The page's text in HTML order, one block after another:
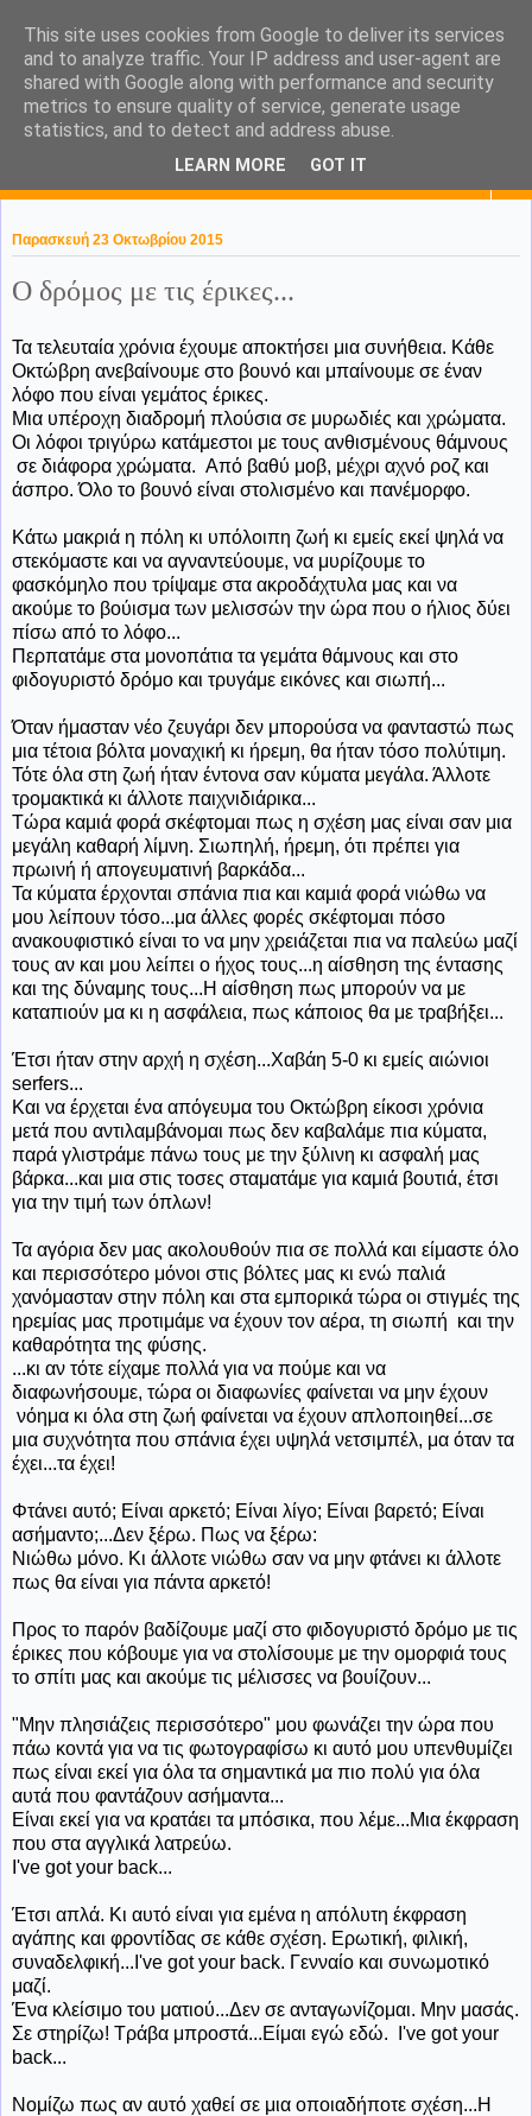
KaPa. Me without you...tea
without a biscuit!
Παρασκευή 23 Οκτωβρίου 2015
Ο δρόμος με τις έρικες...
Τα τελευταία χρόνια έχουμε αποκτήσει μια συνήθεια. Κάθε
Οκτώβρη ανεβαίνουμε στο βουνό και μπαίνουμε σε έναν
λόφο που είναι γεμάτος έρικες.
Μια υπέροχη διαδρομή πλούσια σε μυρωδιές και χρώματα.
Οι λόφοι τριγύρω κατάμεστοι με τους ανθισμένους θάμνους
σε διάφορα χρώματα. Από βαθύ μοβ, μέχρι αχνό ροζ και
άσπρο. Όλο το βουνό είναι στολισμένο και πανέμορφο.
Κάτω μακριά η πόλη κι υπόλοιπη ζωή κι εμείς εκεί ψηλά να
στεκόμαστε και να αγναντεύουμε, να μυρίζουμε το
φασκόμηλο που τρίψαμε στα ακροδάχτυλα μας και να
ακούμε το βούισμα των μελισσών την ώρα που ο ήλιος δύει
πίσω από το λόφο...
Περπατάμε στα μονοπάτια τα γεμάτα θάμνους και στο
φιδογυριστό δρόμο και τρυγάμε εικόνες και σιωπή...
Όταν ήμασταν νέο ζευγάρι δεν μπορούσα να φανταστώ πως
μια τέτοια βόλτα μοναχική κι ήρεμη, θα ήταν τόσο πολύτιμη.
Τότε όλα στη ζωή ήταν έντονα σαν κύματα μεγάλα. Άλλοτε
τρομακτικά κι άλλοτε παιχνιδιάρικα...
Τώρα καμιά φορά σκέφτομαι πως η σχέση μας είναι σαν μια
μεγάλη καθαρή λίμνη. Σιωπηλή, ήρεμη, ότι πρέπει για
πρωινή ή απογευματινή βαρκάδα...
Τα κύματα έρχονται σπάνια πια και καμιά φορά νιώθω να
μου λείπουν τόσο...μα άλλες φορές σκέφτομαι πόσο
ανακουφιστικό είναι το να μην χρειάζεται πια να παλεύω μαζί
τους αν και μου λείπει ο ήχος τους...η αίσθηση της έντασης
και της δύναμης τους...Η αίσθηση πως μπορούν να με
καταπιούν μα κι η ασφάλεια, πως κάποιος θα με τραβήξει...
Έτσι ήταν στην αρχή η σχέση...Χαβάη 5-0 κι εμείς αιώνιοι
serfers...
Και να έρχεται ένα απόγευμα του Οκτώβρη είκοσι χρόνια
μετά που αντιλαμβάνομαι πως δεν καβαλάμε πια κύματα,
παρά γλιστράμε πάνω τους με την ξύλινη κι ασφαλή μας
βάρκα...και μια στις τοσες σταματάμε για καμιά βουτιά, έτσι
για την τιμή των όπλων!
Τα αγόρια δεν μας ακολουθούν πια σε πολλά και είμαστε όλο
και περισσότερο μόνοι στις βόλτες μας κι ενώ παλιά
χανόμασταν στην πόλη και στα εμπορικά τώρα οι στιγμές της
ηρεμίας μας προτιμάμε να έχουν τον αέρα, τη σιωπή και την
καθαρότητα της φύσης.
...κι αν τότε είχαμε πολλά για να πούμε και να
διαφωνήσουμε, τώρα οι διαφωνίες φαίνεται να μην έχουν
νόημα κι όλα στη ζωή φαίνεται να έχουν απλοποιηθεί...σε
μια συχνότητα που σπάνια έχει υψηλά νετσιμπέλ, μα όταν τα
έχει...τα έχει!
Φτάνει αυτό; Είναι αρκετό; Είναι λίγο; Είναι βαρετό; Είναι
ασήμαντο;...Δεν ξέρω. Πως να ξέρω:
Νιώθω μόνο. Κι άλλοτε νιώθω σαν να μην φτάνει κι άλλοτε
πως θα είναι για πάντα αρκετό!
Προς το παρόν βαδίζουμε μαζί στο φιδογυριστό δρόμο με τις
έρικες που κόβουμε για να στολίσουμε με την ομορφιά τους
το σπίτι μας και ακούμε τις μέλισσες να βουίζουν...
"Μην πλησιάζεις περισσότερο" μου φωνάζει την ώρα που
πάω κοντά για να τις φωτογραφίσω κι αυτό μου υπενθυμίζει
πως είναι εκεί για όλα τα σημαντικά μα πιο πολύ για όλα
αυτά που φαντάζουν ασήμαντα...
Είναι εκεί για να κρατάει τα μπόσικα, που λέμε...Μια έκφραση
που στα αγγλικά λατρεύω.
I've got your back...
Έτσι απλά. Κι αυτό είναι για εμένα η απόλυτη έκφραση
αγάπης και φροντίδας σε κάθε σχέση. Ερωτική, φιλική,
συναδελφική...I've got your back. Γενναίο και συνωμοτικό
μαζί.
Ένα κλείσιμο του ματιού...Δεν σε ανταγωνίζομαι. Μην μασάς.
Σε στηρίζω! Τράβα μπροστά...Είμαι εγώ εδώ. I've got your
back...
Νομίζω πως αν αυτό χαθεί σε μια οποιαδήποτε σχέση...Η
This site uses cookies from Google to deliver its services
and to analyze traffic. Your IP address and user-agent are
shared with Google along with performance and security
metrics to ensure quality of service, generate usage
statistics, and to detect and address abuse.
LEARN MORE GOT IT